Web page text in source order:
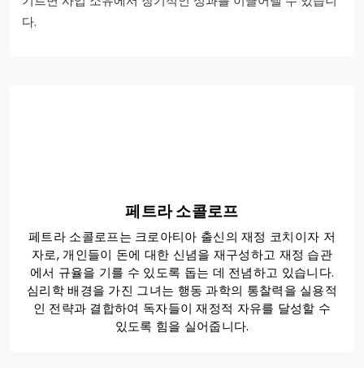
다.
페트라 소콜로프
페트라 소콜로프는 크로아티아 출신의 재정 코치이자 저
자로, 개인들이 돈에 대한 신념을 재구성하고 재정 습관
에서 규율을 기를 수 있도록 돕는 데 전념하고 있습니다.
심리학 배경을 가진 그녀는 행동 과학의 통찰력을 실용적
인 전략과 결합하여 독자들이 재정적 자유를 달성할 수
있도록 힘을 실어줍니다.